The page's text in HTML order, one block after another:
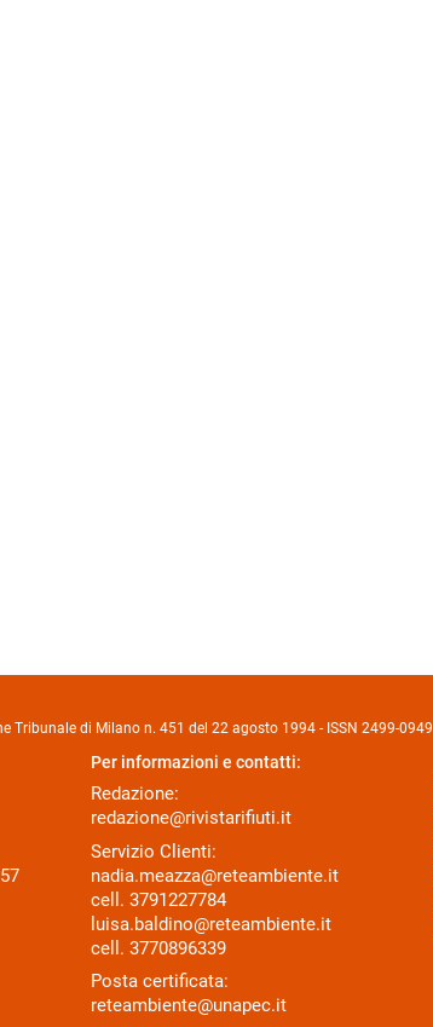
Tribunale di Milano n. 451 del 22 agosto 1994 - ISSN 2499-0949
Per informazioni e contatti:
Redazione:
redazione@rivistarifiuti.it
Servizio Clienti:
nadia.meazza@reteambiente.it
cell. 3791227784
luisa.baldino@reteambiente.it
cell. 3770896339
Posta certificata:
reteambiente@unapec.it